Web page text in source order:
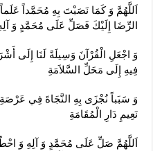
اَللَّهُمَّ وَ كَمَا نَصَبْتَ بِهِ مُحَمَّداً
الرِّضَا إِلَيْكَ فَصَلِّ عَلَى مُحَمَّدٍ وَ
وَ اجْعَلِ الْقُرْآنَ وَسِيلَةً لَنَا إِلَى
فِيهِ إِلَى مَحَلِّ السَّلاَمَةِ
وَ سَبَباً نُجْزَى بِهِ النَّجَاةَ فِي عَرْصَةِ
نَعِيمِ دَارِ الْمُقَامَةِ
اَللَّهُمَّ صَلِّ عَلَى مُحَمَّدٍ وَ آلِهِ وَ